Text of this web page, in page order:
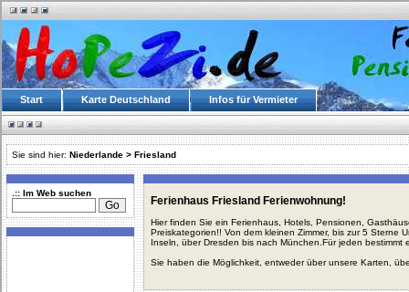
Start Karte Deutschland Infos für Vermieter
Sie sind hier: Niederlande > Friesland
.:: Im Web suchen
Ferienhaus Friesland Ferienwohnung!
Hier finden Sie ein Ferienhaus, Hotels, Pensionen,
Preiskategorien!! Von dem kleinen Zimmer, bis zur 5 Sterne
Inseln, über Dresden bis nach München.Für jeden bestimmt
Sie haben die Möglichkeit, entweder über unsere Karten,